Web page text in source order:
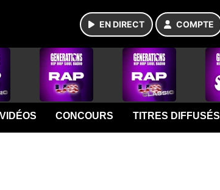
EN DIRECT COMPTE
VIDÉOS CONCOURS TITRES DIFFUSÉS